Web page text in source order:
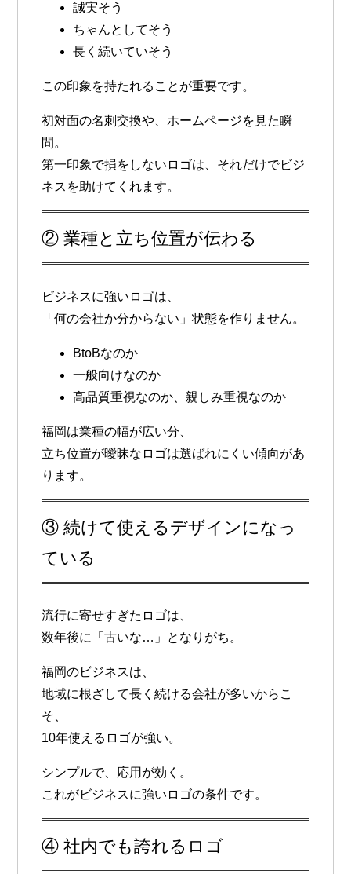
誠実そう
ちゃんとしてそう
長く続いていそう
この印象を持たれることが重要です。
初対面の名刺交換や、ホームページを見た瞬
間。
第一印象で損をしないロゴは、それだけでビジ
ネスを助けてくれます。
② 業種と立ち位置が伝わる
ビジネスに強いロゴは、
「何の会社か分からない」状態を作りません。
BtoBなのか
一般向けなのか
高品質重視なのか、親しみ重視なのか
福岡は業種の幅が広い分、
立ち位置が曖昧なロゴは選ばれにくい傾向があ
ります。
③ 続けて使えるデザインになっ
ている
流行に寄せすぎたロゴは、
数年後に「古いな…」となりがち。
福岡のビジネスは、
地域に根ざして長く続ける会社が多いからこ
そ、
10年使えるロゴが強い。
シンプルで、応用が効く。
これがビジネスに強いロゴの条件です。
④ 社内でも誇れるロゴ